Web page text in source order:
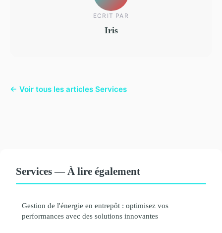
ECRIT PAR
Iris
← Voir tous les articles Services
Services — À lire également
Gestion de l'énergie en entrepôt : optimisez vos
performances avec des solutions innovantes